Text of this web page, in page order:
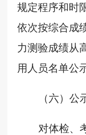
规定程序和时
依次按综合成
力测验成绩从
用人员名单公
（六）公
对体检、